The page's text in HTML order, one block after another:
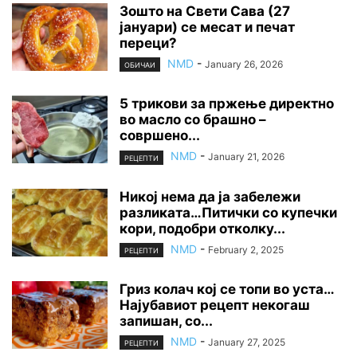
Зошто на Свети Сава (27
јануари) се месат и печат
переци?
ОБИЧАИ NMD - January 26, 2026
5 трикови за пржење директно
во масло со брашно –
совршено...
РЕЦЕПТИ NMD - January 21, 2026
Никој нема да ја забележи
разликата…Питички со купечки
кори, подобри отколку...
РЕЦЕПТИ NMD - February 2, 2025
Гриз колач кој се топи во уста…
Најубавиот рецепт некогаш
запишан, со...
РЕЦЕПТИ NMD - January 27, 2025